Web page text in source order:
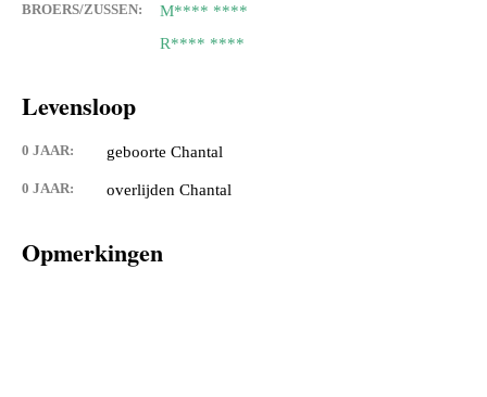
BROERS/ZUSSEN:
M**** ****
R**** ****
Levensloop
0 JAAR: geboorte Chantal
0 JAAR: overlijden Chantal
Opmerkingen